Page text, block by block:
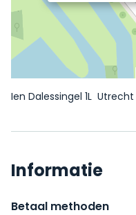
Ien Dalessingel 1L Utrecht
Informatie
Betaal methoden